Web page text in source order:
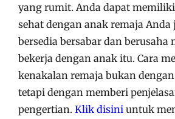
yang rumit. Anda dapat
sehat dengan anak remaja Anda
bersedia bersabar dan berusaha
bekerja dengan anak itu. Cara
kenakalan remaja bukan
tetapi dengan memberi
pengertian. Klik disini untuk